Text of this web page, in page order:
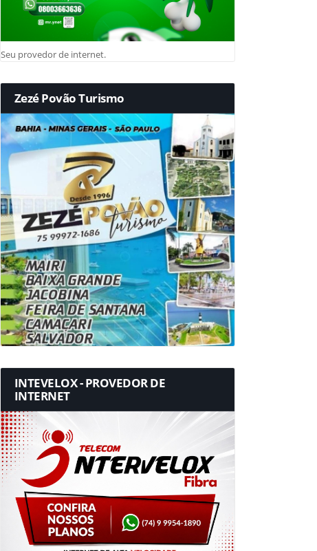
Seu provedor de internet.
Zezé Povão Turismo
INTEVELOX - PROVEDOR DE
INTERNET